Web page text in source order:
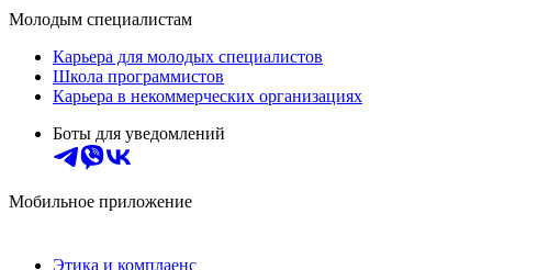
Молодым специалистам
Карьера для молодых специалистов
Школа программистов
Карьера в некоммерческих организациях
Боты для уведомлений
Мобильное приложение
Этика и комплаенс